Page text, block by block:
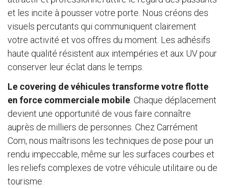
et les incite à pousser votre porte. Nous créons des
visuels percutants qui communiquent clairement
votre activité et vos offres du moment. Les adhésifs
haute qualité résistent aux intempéries et aux UV pour
conserver leur éclat dans le temps.
Le covering de véhicules transforme votre flotte
en force commerciale mobile . Chaque déplacement
devient une opportunité de vous faire connaître
auprès de milliers de personnes. Chez Carrément
Com, nous maîtrisons les techniques de pose pour un
rendu impeccable, même sur les surfaces courbes et
les reliefs complexes de votre véhicule utilitaire ou de
tourisme.